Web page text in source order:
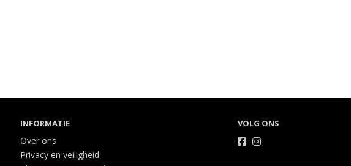
INFORMATIE
Over ons
Privacy en veiligheid
VOLG ONS